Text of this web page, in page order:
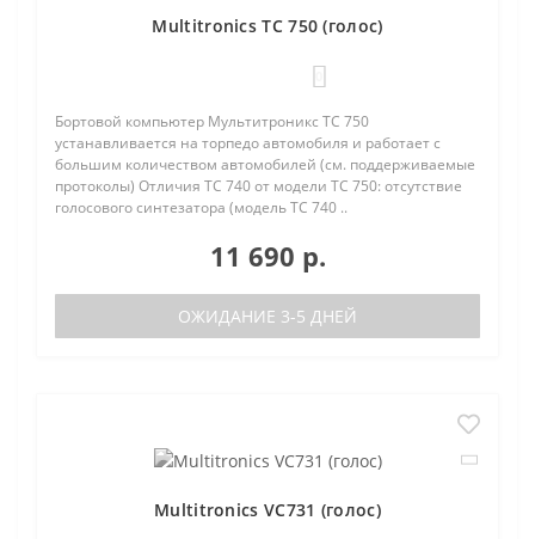
Multitronics TC 750 (голос)
Бортовой компьютер Мультитроникс TC 750
устанавливается на торпедо автомобиля и работает с
большим количеством автомобилей (см. поддерживаемые
протоколы) Отличия TC 740 от модели TC 750: отсутствие
голосового синтезатора (модель TC 740 ..
11 690 р.
ОЖИДАНИЕ 3-5 ДНЕЙ
Multitronics VC731 (голос)